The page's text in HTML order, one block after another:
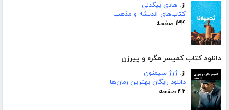
از: هادی بیگدلی
کتاب‌های اندیشه و مذهب
۱۳۴ صفحه
دانلود کتاب کمیسر مگره و پیرزن
از:ژرژ سیمنون
دانلود رایگان بهترین رمان‌ها
۴۲ صفحه